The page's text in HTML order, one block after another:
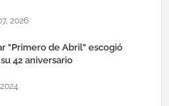
2026
"Primero de Abril" escogió
42 aniversario